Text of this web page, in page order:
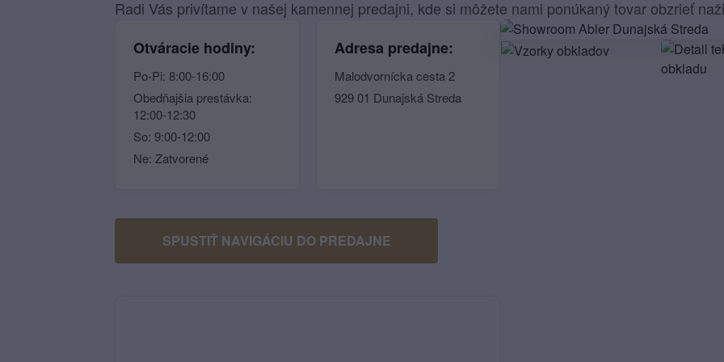
Radi Vás privítame v našej kamennej predajni, kde si môžete nami ponúkaný tovar obzrieť
Otváracie hodiny:
Po-Pi: 8:00-16:00
Obedňajšia prestávka:
12:00-12:30
So: 9:00-12:00
Ne: Zatvorené
Adresa predajne:
Malodvornícka cesta 2
929 01 Dunajská Streda
SPUSTIŤ NAVIGÁCIU DO PREDAJNE